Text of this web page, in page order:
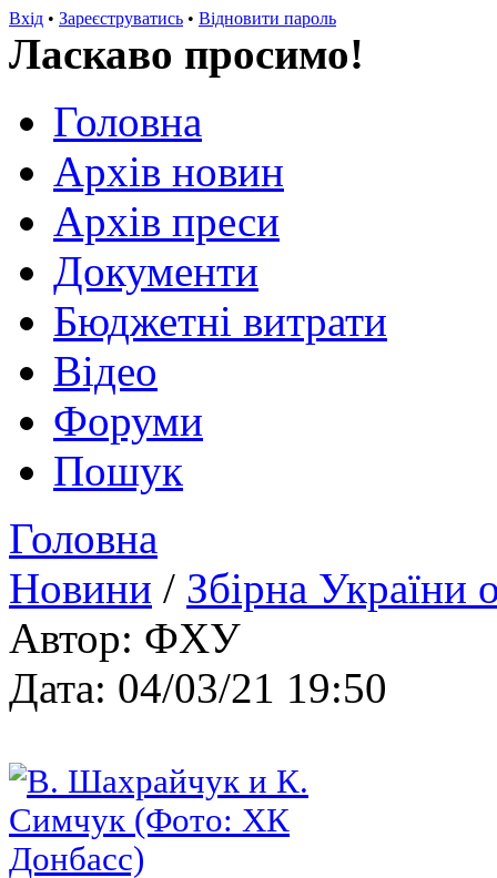
Вхід • Зареєструватись • Відновити пароль
Ласкаво просимо!
Головна
Архів новин
Архів преси
Документи
Бюджетні витрати
Відео
Форуми
Пошук
Головна
Новини / Збірна України
Автор: ФХУ
Дата: 04/03/21 19:50